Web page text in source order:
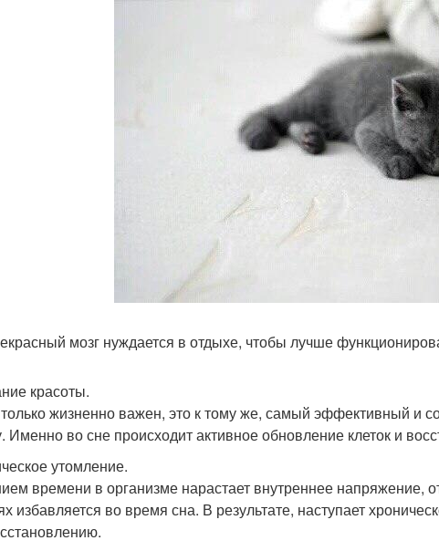
мозг нуждается в отдыхе, чтобы лучше
красоты.
жизненно важен, это к тому же, самый эффективный и
Именно во сне происходит активное обновление клеток и
утомление.
времени в организме нарастает внутреннее напряжение,
избавляется во время сна. В результате, наступает